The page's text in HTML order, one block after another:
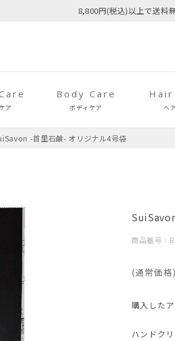
8,800円(税込)以上で送料
ア
Body Care
ボディケア
Hair
ヘ
-首里石鹸- オリジナル4号袋
商品番号：
(通常価格)
購入した
ハンドク